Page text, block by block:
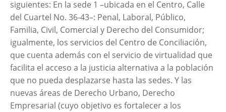
siguientes: En la sede 1 –ubicada en el Centro, Calle
del Cuartel No. 36-43–: Penal, Laboral, Público,
Familia, Civil, Comercial y Derecho del Consumidor;
igualmente, los servicios del Centro de Conciliación,
que cuenta además con el servicio de virtualidad que
facilita el acceso a la justicia alternativa a la población
que no pueda desplazarse hasta las sedes. Y las
nuevas áreas de Derecho Urbano, Derecho
Empresarial (cuyo objetivo es fortalecer a los